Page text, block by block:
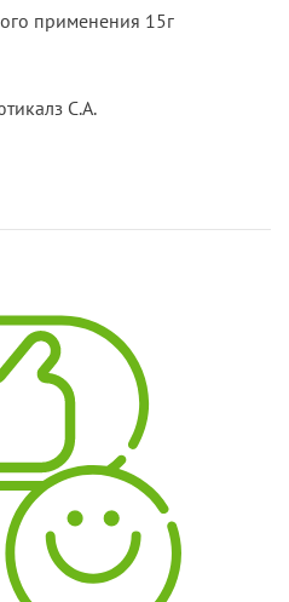
применения 15г
С.А.